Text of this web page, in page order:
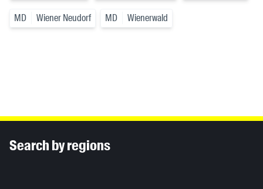
MD Wiener Neudorf MD Wienerwald
Search by regions